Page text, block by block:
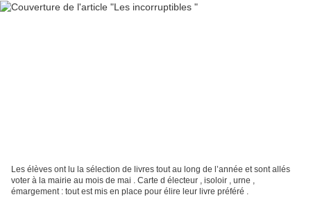
Les élèves ont lu la sélection de livres tout au long de l’année et sont allés
voter à la mairie au mois de mai . Carte d électeur , isoloir , urne ,
émargement : tout est mis en place pour élire leur livre préféré .